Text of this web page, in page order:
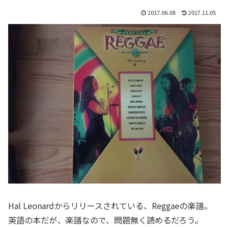
2017.06.08 2017.11.05
Hal Leonardからリリースされている、Reggaeの楽譜。
英語の本だが、楽譜なので、問題無く読めるだろう。